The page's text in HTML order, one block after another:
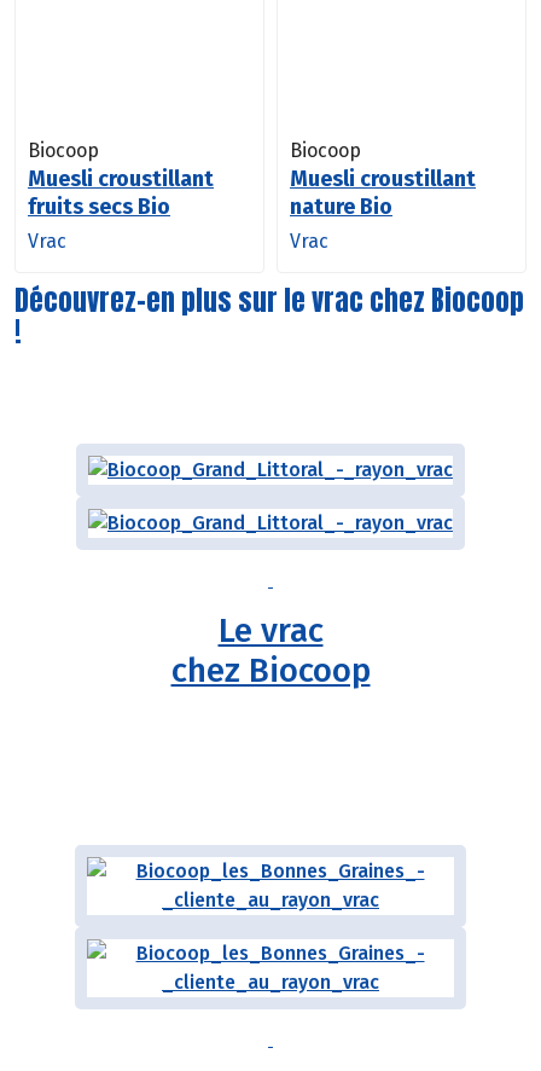
Biocoop
Muesli croustillant
fruits secs Bio
Vrac
Biocoop
Muesli croustillant
nature Bio
Vrac
Découvrez-en plus sur le vrac chez Biocoop
!
Le vrac
chez Biocoop